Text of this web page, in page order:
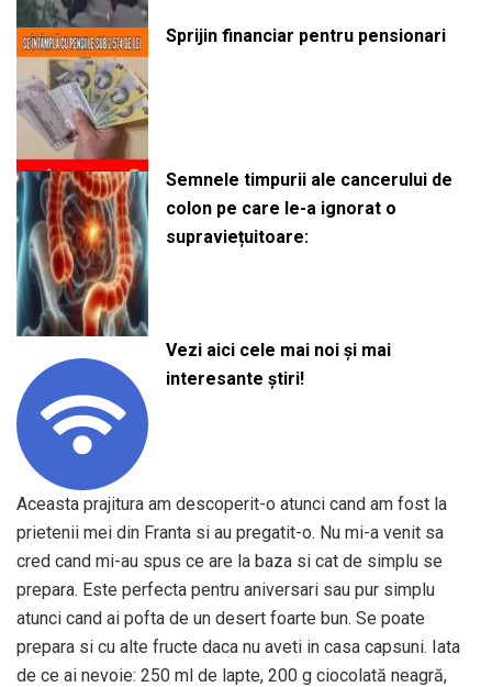
Sprijin financiar pentru pensionari
Semnele timpurii ale cancerului de
colon pe care le-a ignorat o
supraviețuitoare:
Vezi aici cele mai noi și mai
interesante știri!
Aceasta prajitura am descoperit-o atunci cand am fost la
prietenii mei din Franta si au pregatit-o. Nu mi-a venit sa
cred cand mi-au spus ce are la baza si cat de simplu se
prepara. Este perfecta pentru aniversari sau pur simplu
atunci cand ai pofta de un desert foarte bun. Se poate
prepara si cu alte fructe daca nu aveti in casa capsuni. Iata
de ce ai nevoie: 250 ml de lapte, 200 g ciocolată neagră,